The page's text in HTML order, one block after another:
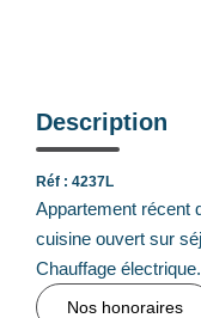
Description
Réf : 4237L
Appartement récent
cuisine ouvert sur
Chauffage
Nos honoraires